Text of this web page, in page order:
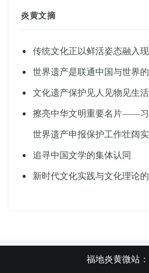
炎黄文摘
传统文化正以鲜活姿态融入
世界遗产是联通中国与世界
文化遗产保护见人见物见生活
擦亮中华文明重要名片——
世界遗产申报保护工作壮阔
追寻中国文学的集体认同
新时代文化实践与文化理论
福地炎黄微站：